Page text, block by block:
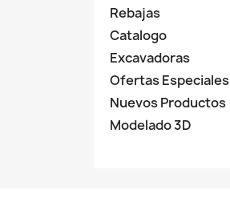
Rebajas
Catalogo
Excavadoras
Ofertas Especiales
Nuevos Productos
Modelado 3D